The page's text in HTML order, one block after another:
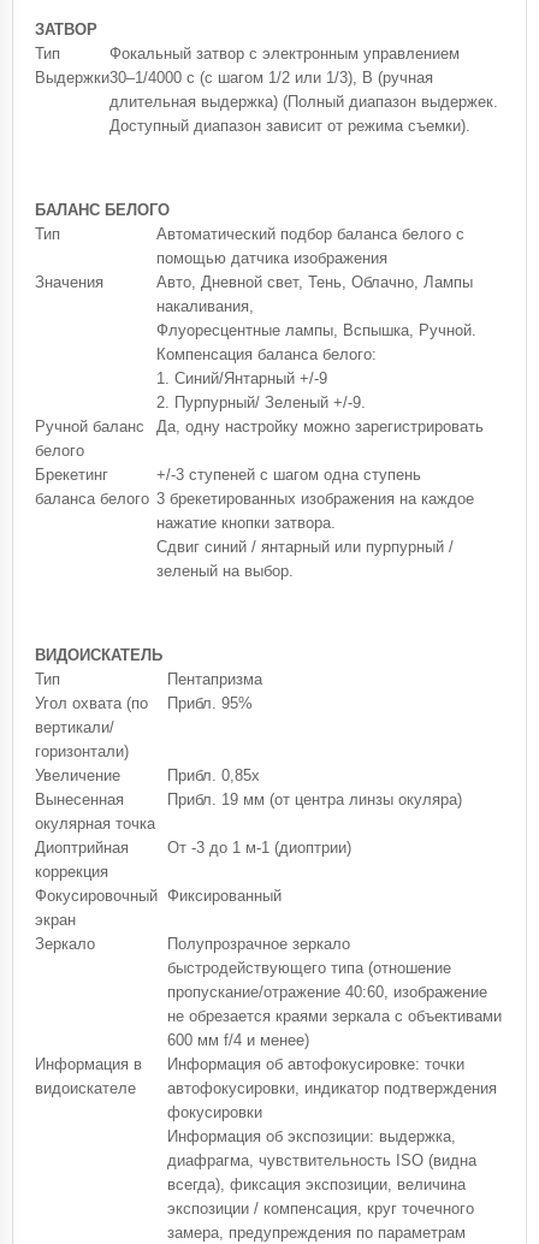
ЗАТВОР
Тип
Фокальный затвор с электронным управлением
Выдержки30–1/4000 с (с шагом 1/2 или 1/3), В (ручная
длительная выдержка) (Полный диапазон выдержек.
Доступный диапазон зависит от режима съемки).
БАЛАНС БЕЛОГО
Тип
Автоматический подбор баланса белого с
помощью датчика изображения
Значения
Авто, Дневной свет, Тень, Облачно, Лампы
накаливания,
Флуоресцентные лампы, Вспышка, Ручной.
Компенсация баланса белого:
1. Синий/Янтарный +/-9
2. Пурпурный/ Зеленый +/-9.
Ручной баланс
белого
Да, одну настройку можно зарегистрировать
Брекетинг
баланса белого
+/-3 ступеней с шагом одна ступень
3 брекетированных изображения на каждое
нажатие кнопки затвора.
Сдвиг синий / янтарный или пурпурный /
зеленый на выбор.
ВИДОИСКАТЕЛЬ
Тип
Пентапризма
Угол охвата (по
вертикали/
горизонтали)
Прибл. 95%
Увеличение
Прибл. 0,85x
Вынесенная
окулярная точка
Прибл. 19 мм (от центра линзы окуляра)
Диоптрийная
коррекция
От -3 до 1 м-1 (диоптрии)
Фокусировочный
экран
Фиксированный
Зеркало
Полупрозрачное зеркало
быстродействующего типа (отношение
пропускание/отражение 40:60, изображение
не обрезается краями зеркала с объективами
600 мм f/4 и менее)
Информация в
видоискателе
Информация об автофокусировке: точки
автофокусировки, индикатор подтверждения
фокусировки
Информация об экспозиции: выдержка,
диафрагма, чувствительность ISO (видна
всегда), фиксация экспозиции, величина
экспозиции / компенсация, круг точечного
замера, предупреждения по параметрам